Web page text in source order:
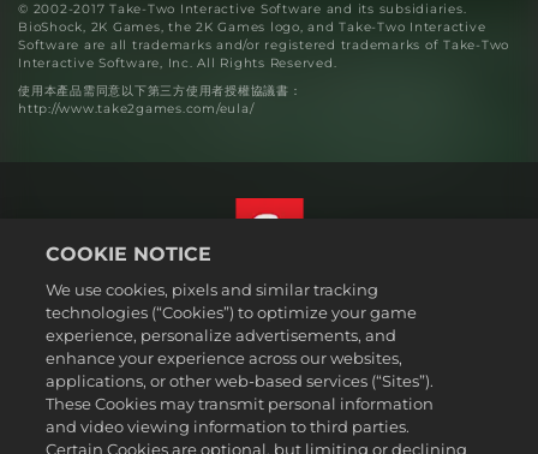
© 2002-2017 Take-Two Interactive Software and its subsidiaries.
BioShock, 2K Games, the 2K Games logo, and Take-Two Interactive
Software are all trademarks and/or registered trademarks of Take-Two
Interactive Software, Inc. All Rights Reserved.
使用本產品需同意以下第三方使用者授權協議書：
http://www.take2games.com/eula/
法務
隱私權政策
Cookie政策
支援
繁體中文
COOKIE NOTICE
We use cookies, pixels and similar tracking
technologies (“Cookies”) to optimize your game
experience, personalize advertisements, and
enhance your experience across our websites,
applications, or other web-based services (“Sites”).
These Cookies may transmit personal information
and video viewing information to third parties.
Certain Cookies are optional, but limiting or declining